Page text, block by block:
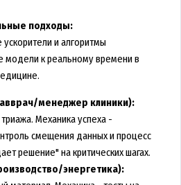
подходы:
и алгоритмы
модели к реальному времени в
менеджер клиники):
Механика успеха -
смещения данных и процесс
решение" на критических шагах.
энергетика):